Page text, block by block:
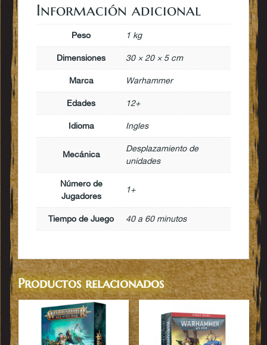
Información adicional
Peso 1 kg
Dimensiones 30 × 20 × 5 cm
Marca Warhammer
Edades 12+
Idioma Ingles
Mecánica
Desplazamiento de
unidades
Número de
Jugadores
1+
Tiempo de Juego 40 a 60 minutos
Productos relacionados